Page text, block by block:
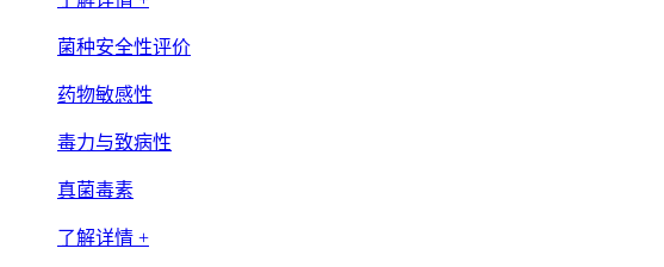
菌种安全性评价
药物敏感性
毒力与致病性
真菌毒素
了解详情 +